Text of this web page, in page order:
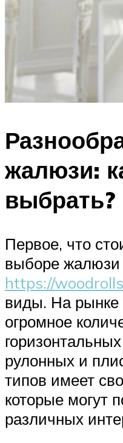
жалюзи:
выбрать?
Первое, что
выборе жалюзи
https://
виды. На рынке
огромное
рулонных и
типов имеет
которые могут
различных